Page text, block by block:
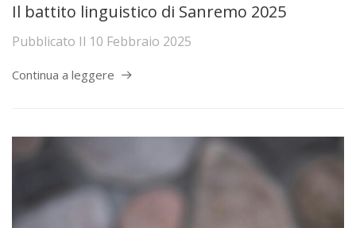
Il battito linguistico di Sanremo 2025
Pubblicato Il 10 Febbraio 2025
Continua a leggere